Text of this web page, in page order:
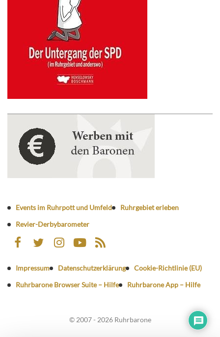
Events im Ruhrpott und Umfeld
Ruhrgebiet erleben
Revier-Derbybarometer
Impressum Datenschutzerklärung
Cookie-Richtlinie (EU)
Ruhrbarone Browser Suite – Hilfe
Ruhrbarone App – Hilfe
© 2007 - 2026 Ruhrbarone